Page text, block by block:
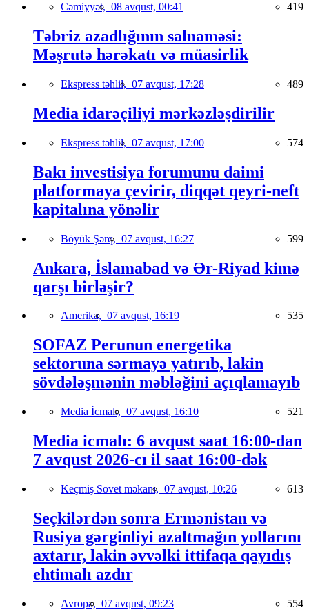
Cəmiyyət, 08 avqust, 00:41 419
Təbriz azadlığının salnaməsi:
Məşrutə hərəkatı və müasirlik
Ekspress təhlil, 07 avqust, 17:28 489
Media idarəçiliyi mərkəzləşdirilir
Ekspress təhlil, 07 avqust, 17:00 574
Bakı investisiya forumunu daimi
platformaya çevirir, diqqət qeyri-neft
kapitalına yönəlir
Böyük Şərq, 07 avqust, 16:27 599
Ankara, İslamabad və Ər-Riyad kimə
qarşı birləşir?
Amerika, 07 avqust, 16:19 535
SOFAZ Perunun energetika
sektoruna sərmayə yatırıb, lakin
sövdələşmənin məbləğini açıqlamayıb
Media İcmalı, 07 avqust, 16:10 521
Media icmalı: 6 avqust saat 16:00-dan
7 avqust 2026-cı il saat 16:00-dək
Keçmiş Sovet məkanı, 07 avqust, 10:26 613
Seçkilərdən sonra Ermənistan və
Rusiya gərginliyi azaltmağın yollarını
axtarır, lakin əvvəlki ittifaqa qayıdış
ehtimalı azdır
Avropa, 07 avqust, 09:23 554